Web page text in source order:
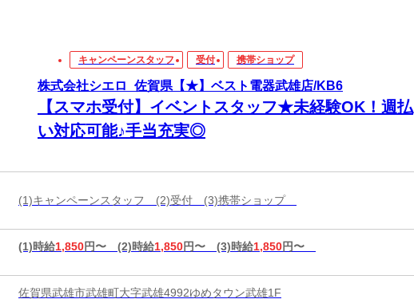
キャンペーンスタッフ 受付 携帯ショップ
株式会社シエロ_佐賀県【★】ベスト電器武雄店/KB6
【スマホ受付】イベントスタッフ★未経験OK！週払
い対応可能♪手当充実◎
(1)キャンペーンスタッフ (2)受付 (3)携帯ショップ
(1)時給1,850円〜 (2)時給1,850円〜 (3)時給1,850円〜
佐賀県武雄市武雄町大字武雄4992ゆめタウン武雄1F